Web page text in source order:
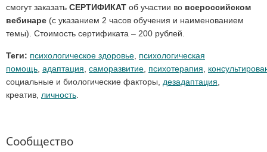
смогут заказать СЕРТИФИКАТ об участии во всероссийском
вебинаре (с указанием 2 часов обучения и наименованием
темы). Стоимость сертификата – 200 рублей.
Теги: психологическое здоровье, психологическая
помощь, адаптация, саморазвитие, психотерапия,
социальные и биологические факторы, дезадаптация,
креатив, личность.
Сообщество